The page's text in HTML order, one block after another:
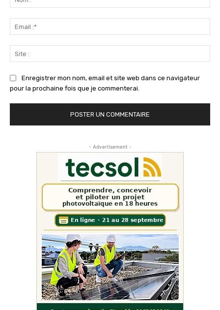
:*
:*
:
Enregistrer mon nom, email et site web dans ce navigateur
pour la prochaine fois que je commenterai.
- Advertisement -